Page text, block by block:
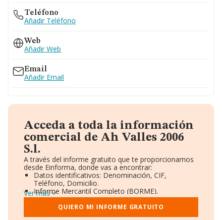
Teléfono
Añadir Teléfono
Web
Añadir Web
Email
Añadir Email
Acceda a toda la información
comercial de Ah Valles 2006
S.l.
A través del informe gratuito que te proporcionamos
desde Einforma, donde vas a encontrar:
Datos identificativos: Denominación, CIF,
Teléfono, Domicilio.
Informe Mercantil Completo (BORME).
Gráficos de Evolución Ventas y Empleados.
Consejo de Administración y Administradores.
Directivos y Ejecutivos.
Ver más
QUIERO MI INFORME GRATUITO